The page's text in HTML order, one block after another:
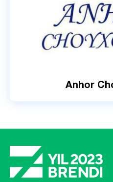
Anhor